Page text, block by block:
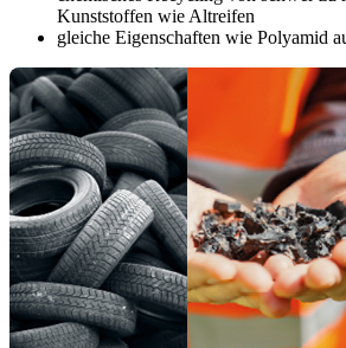
Kunststoffen wie Altreifen
gleiche Eigenschaften wie Polyamid